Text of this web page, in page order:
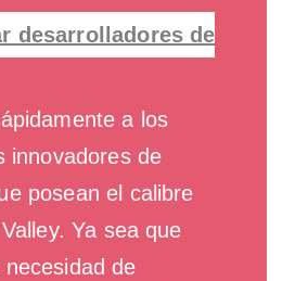
desarrolladores de
a los
innovadores de
posean el calibre
Ya sea que
de